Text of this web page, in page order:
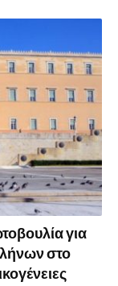
για
στο